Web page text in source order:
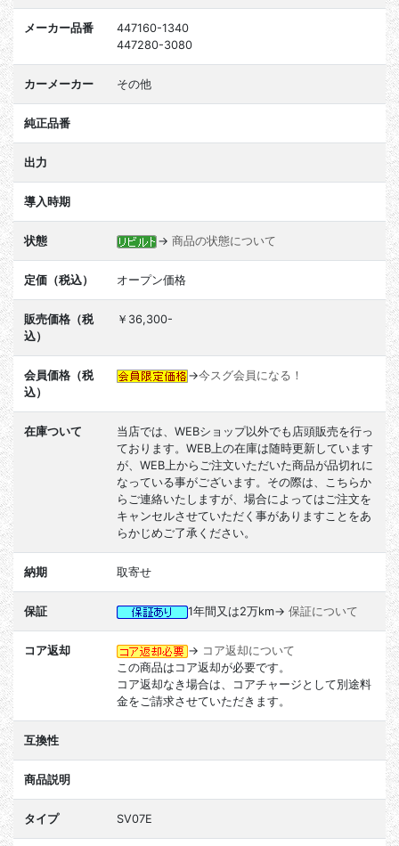
メーカー品番
447160-1340
447280-3080
カーメーカー その他
純正品番
出力
導入時期
状態 → 商品の状態について
定価（税込） オープン価格
販売価格（税
込）
￥36,300-
会員価格（税
込）
→今スグ会員になる！
在庫ついて
当店では、WEBショップ以外でも店頭販売を行っ
ております。WEB上の在庫は随時更新しています
が、WEB上からご注文いただいた商品が品切れに
なっている事がございます。その際は、こちらか
らご連絡いたしますが、場合によってはご注文を
キャンセルさせていただく事がありますことをあ
らかじめご了承ください。
納期 取寄せ
保証 1年間又は2万km→ 保証について
コア返却 → コア返却について
この商品はコア返却が必要です。
コア返却なき場合は、コアチャージとして別途料
金をご請求させていただきます。
互換性
商品説明
タイプ SV07E